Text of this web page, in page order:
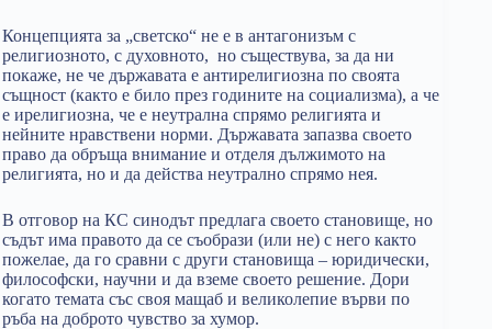
Концепцията за „светско“ не е в антагонизъм с
религиозното, с духовното, но съществува, за да ни
покаже, не че държавата е антирелигиозна по своята
същност (както е било през годините на социализма), а че
е ирелигиозна, че е неутрална спрямо религията и
нейните нравствени норми. Държавата запазва своето
право да обръща внимание и отделя дължимото на
религията, но и да действа неутрално спрямо нея.
В отговор на КС синодът предлага своето становище, но
съдът има правото да се съобрази (или не) с него както
пожелае, да го сравни с други становища – юридически,
философски, научни и да вземе своето решение. Дори
когато темата със своя мащаб и великолепие върви по
ръба на доброто чувство за хумор.